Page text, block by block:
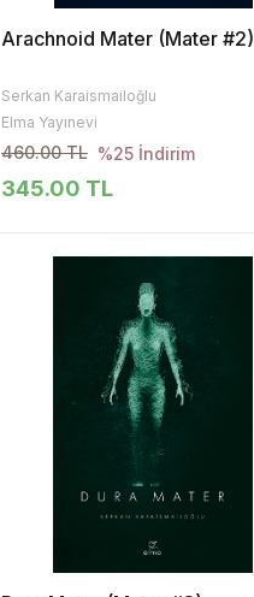
Arachnoid Mater (Mater #2)
Serkan Karaismailoğlu
Elma Yayınevi
460.00 TL %25 İndirim
345.00 TL